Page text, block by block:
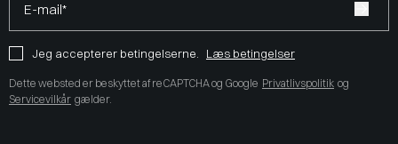
E-mail*
Jeg accepterer betingelserne. Læs betingelser
Dette websted er beskyttet af reCAPTCHA og Google Privatlivspolitik og
Servicevilkår gælder.